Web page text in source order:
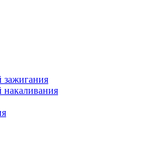
зажигания
накаливания